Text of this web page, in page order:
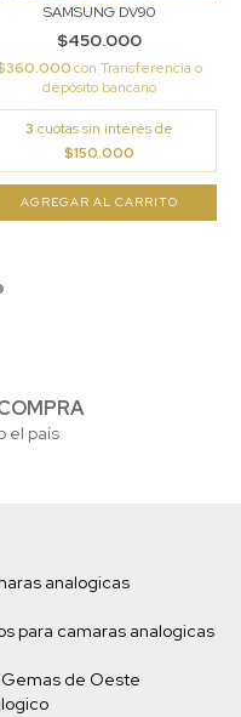
SAMSUNG DV90
$450.000
con Transferencia o
depósito bancario
3 cuotas sin interés de
$150.000
el país
analogicas
para camaras analogicas
Gemas de Oeste